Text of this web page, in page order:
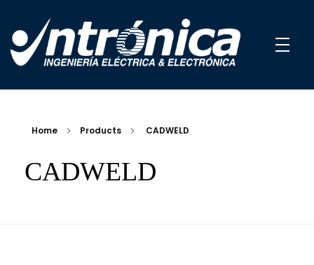
Home Products CADWELD
CADWELD